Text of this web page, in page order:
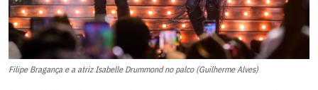
Filipe Bragança e a atriz Isabelle Drummond no palco (Guilherme Alves)